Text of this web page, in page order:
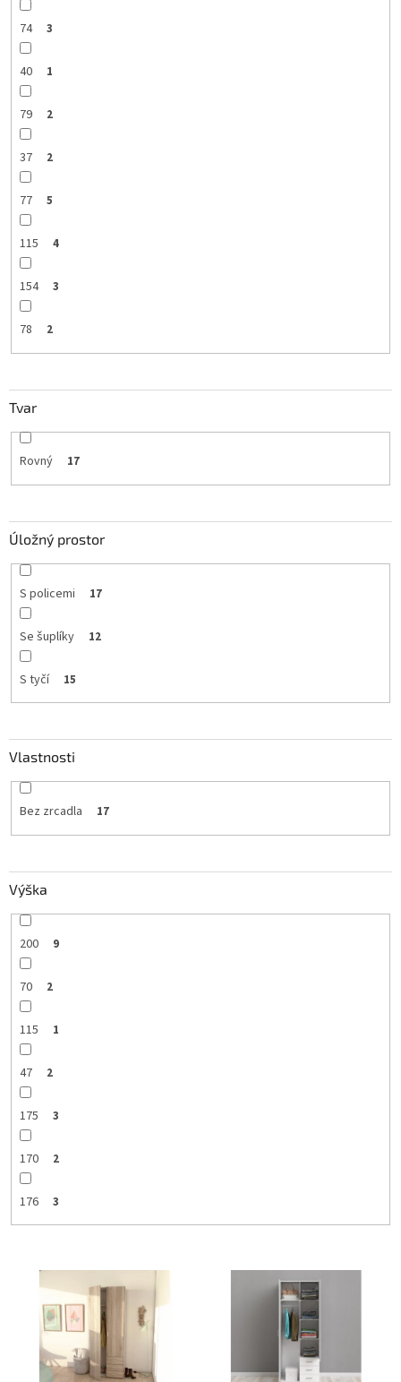
74 3
40 1
79 2
37 2
77 5
115 4
154 3
78 2
Tvar
Rovný 17
Úložný prostor
S policemi 17
Se šuplíky 12
S tyčí 15
Vlastnosti
Bez zrcadla 17
Výška
200 9
70 2
115 1
47 2
175 3
170 2
176 3